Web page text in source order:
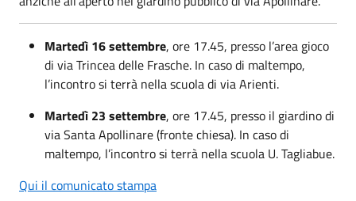
Martedì 16 settembre, ore 17.45, presso l’area gioco
di via Trincea delle Frasche. In caso di maltempo,
l’incontro si terrà nella scuola di via Arienti.
Martedì 23 settembre, ore 17.45, presso il giardino di
via Santa Apollinare (fronte chiesa). In caso di
maltempo, l’incontro si terrà nella scuola U. Tagliabue.
Qui il comunicato stampa